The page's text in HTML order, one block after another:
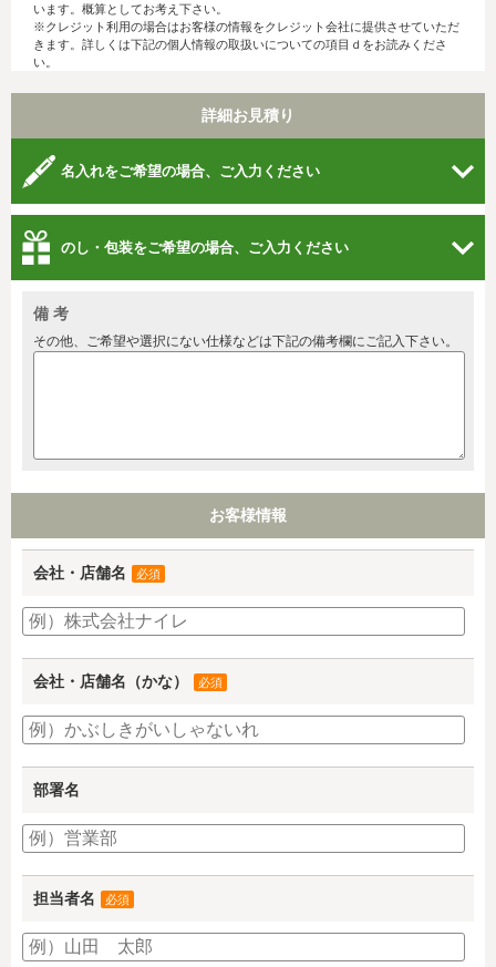
います。概算としてお考え下さい。
※クレジット利用の場合はお客様の情報をクレジット会社に提供させていただ
きます。詳しくは下記の個人情報の取扱いについての項目ｄをお読みくださ
い。
詳細お見積り
名入れをご希望の場合、ご入力ください
のし・包装をご希望の場合、ご入力ください
備 考
その他、ご希望や選択にない仕様などは下記の備考欄にご記入下さい。
お客様情報
会社・店舗名 必須
会社・店舗名（かな） 必須
部署名
担当者名 必須